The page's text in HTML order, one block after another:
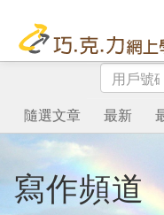
用
戶
號
碼
隨選文章
最新
寫作頻道